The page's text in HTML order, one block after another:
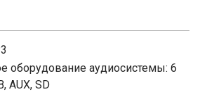
оборудование аудиосистемы: 6
AUX, SD